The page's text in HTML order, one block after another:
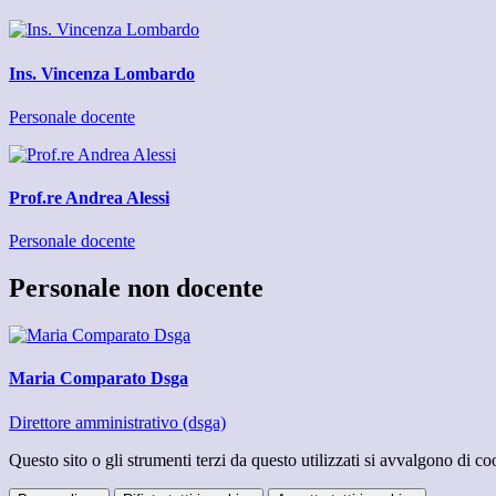
Ins. Vincenza Lombardo
Personale docente
Prof.re Andrea Alessi
Personale docente
Personale non docente
Maria Comparato Dsga
Direttore amministrativo (dsga)
Questo sito o gli strumenti terzi da questo utilizzati si avvalgono di